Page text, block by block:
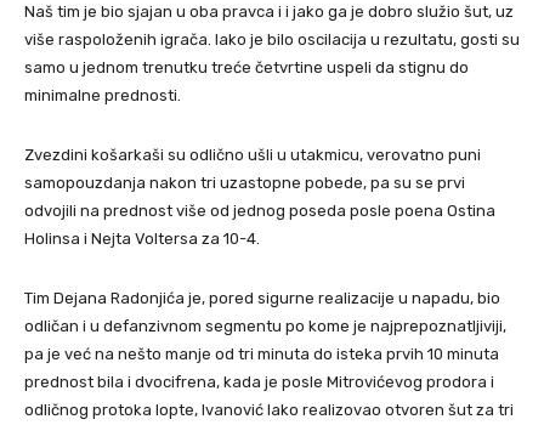
Naš tim je bio sjajan u oba pravca i i jako ga je dobro služio šut, uz
više raspoloženih igrača. Iako je bilo oscilacija u rezultatu, gosti su
samo u jednom trenutku treće četvrtine uspeli da stignu do
minimalne prednosti.
Zvezdini košarkaši su odlično ušli u utakmicu, verovatno puni
samopouzdanja nakon tri uzastopne pobede, pa su se prvi
odvojili na prednost više od jednog poseda posle poena Ostina
Holinsa i Nejta Voltersa za 10-4.
Tim Dejana Radonjića je, pored sigurne realizacije u napadu, bio
odličan i u defanzivnom segmentu po kome je najprepoznatljiviji,
pa je već na nešto manje od tri minuta do isteka prvih 10 minuta
prednost bila i dvocifrena, kada je posle Mitrovićevog prodora i
odličnog protoka lopte, Ivanović lako realizovao otvoren šut za tri